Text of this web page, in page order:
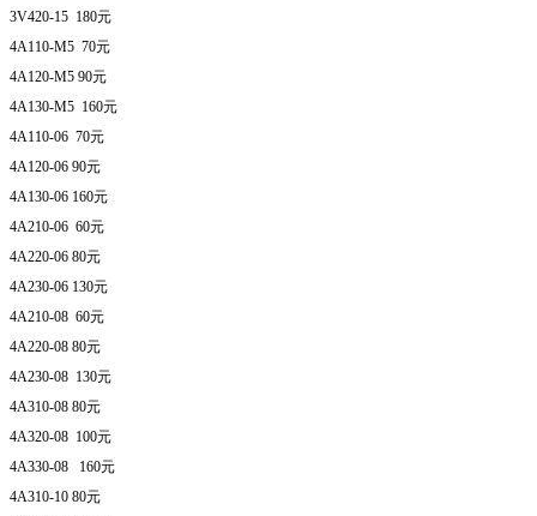
3V420-15 180元
4A110-M5 70元
4A120-M5 90元
4A130-M5 160元
4A110-06 70元
4A120-06 90元
4A130-06 160元
4A210-06 60元
4A220-06 80元
4A230-06 130元
4A210-08 60元
4A220-08 80元
4A230-08 130元
4A310-08 80元
4A320-08 100元
4A330-08 160元
4A310-10 80元